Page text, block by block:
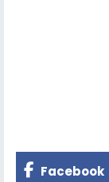
Facebook